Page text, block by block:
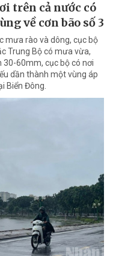
trên cả nước có
về cơn bão số 3
mưa rào và dông, cục bộ
Trung Bộ có mưa vừa,
60mm, cục bộ có nơi
dần thành một vùng áp
Biển Đông.